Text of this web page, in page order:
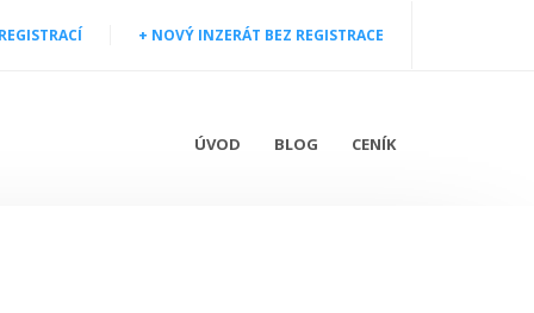
+ NOVÝ INZERÁT BEZ REGISTRACE
ÚVOD BLOG CENÍK